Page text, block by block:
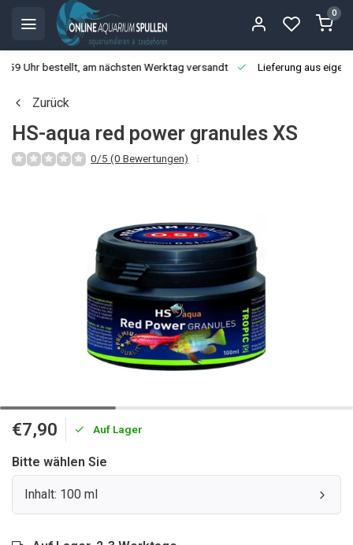
0
Uhr bestellt, am nächsten Werktag versandt Lieferung aus
Zurück
HS-aqua red power granules XS
0/5 (0 Bewertungen)
€7,90 Auf Lager
Bitte wählen Sie
Inhalt: 100 ml